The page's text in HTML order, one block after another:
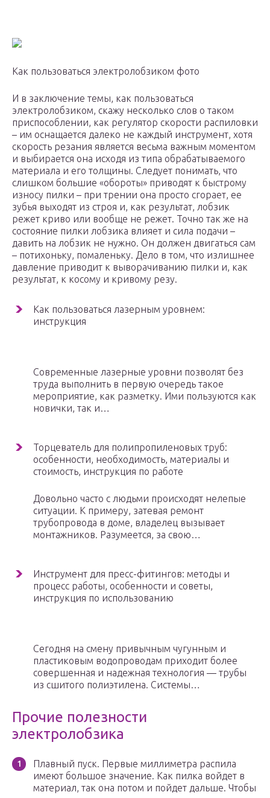
Как пользоваться электролобзиком фото
И в заключение темы, как пользоваться
электролобзиком, скажу несколько слов о таком
приспособлении, как регулятор скорости распиловки
– им оснащается далеко не каждый инструмент, хотя
скорость резания является весьма важным моментом
и выбирается она исходя из типа обрабатываемого
материала и его толщины. Следует понимать, что
слишком большие «обороты» приводят к быстрому
износу пилки – при трении она просто сгорает, ее
зубья выходят из строя и, как результат, лобзик
режет криво или вообще не режет. Точно так же на
состояние пилки лобзика влияет и сила подачи –
давить на лобзик не нужно. Он должен двигаться сам
– потихоньку, помаленьку. Дело в том, что излишнее
давление приводит к выворачиванию пилки и, как
результат, к косому и кривому резу.
Как пользоваться лазерным уровнем:
инструкция
Современные лазерные уровни позволят без
труда выполнить в первую очередь такое
мероприятие, как разметку. Ими пользуются как
новички, так и…
Торцеватель для полипропиленовых труб:
особенности, необходимость, материалы и
стоимость, инструкция по работе
Довольно часто с людьми происходят нелепые
ситуации. К примеру, затевая ремонт
трубопровода в доме, владелец вызывает
монтажников. Разумеется, за свою…
Инструмент для пресс-фитингов: методы и
процесс работы, особенности и советы,
инструкция по использованию
Сегодня на смену привычным чугунным и
пластиковым водопроводам приходит более
совершенная и надежная технология — трубы
из сшитого полиэтилена. Системы…
Прочие полезности
электролобзика
Плавный пуск. Первые миллиметра распила
имеют большое значение. Как пилка войдет в
материал, так она потом и пойдет дальше. Чтобы